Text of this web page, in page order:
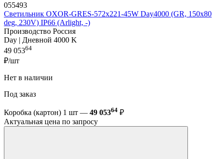
055493
Светильник OXOR-GRES-572х221-45W Day4000 (GR, 150x80
deg, 230V) IP66 (Arlight, -)
Производство Россия
Day | Дневной 4000 K
49 05364
₽/шт
Нет в наличии
Под заказ
Коробка (картон) 1 шт — 49 05364 ₽
Актуальная цена по запросу